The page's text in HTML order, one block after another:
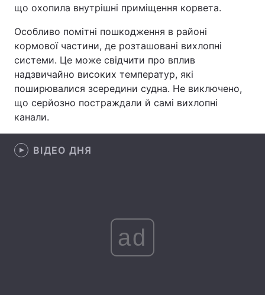
Цікавинки Погода
Екологія Регіони
Лонгріди
Відео з Youtube Статті
Архів
що охопила внутрішні приміщення корвета.
Особливо помітні пошкодження в районі
кормової частини, де розташовані вихлопні
системи. Це може свідчити про вплив
надзвичайно високих температур, які
поширювалися зсередини судна. Не виключено,
що серйозно постраждали й самі вихлопні
канали.
ВІДЕО ДНЯ
ad